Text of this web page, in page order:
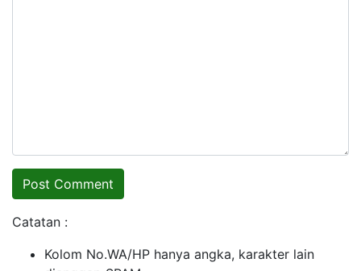
Catatan :
Kolom No.WA/HP hanya angka, karakter lain